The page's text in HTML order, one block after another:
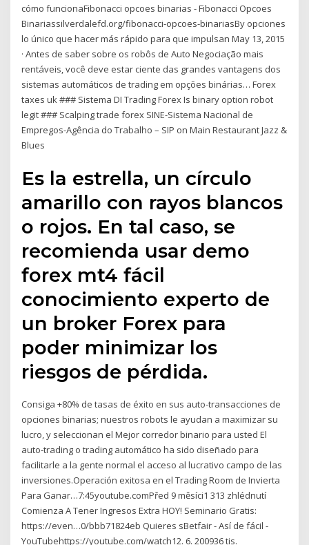
cómo funcionaFibonacci opcoes binarias - Fibonacci Opcoes
Binariassilverdalefd.org/fibonacci-opcoes-binariasBy opciones
lo único que hacer más rápido para que impulsan May 13, 2015
· Antes de saber sobre os robôs de Auto Negociação mais
rentáveis, você deve estar ciente das grandes vantagens dos
sistemas automáticos de trading em opções binárias… Forex
taxes uk ### Sistema DI Trading Forex Is binary option robot
legit ### Scalping trade forex SINE-Sistema Nacional de
Empregos-Agência do Trabalho – SIP on Main Restaurant Jazz &
Blues
Es la estrella, un círculo
amarillo con rayos blancos
o rojos. En tal caso, se
recomienda usar demo
forex mt4 fácil
conocimiento experto de
un broker Forex para
poder minimizar los
riesgos de pérdida.
Consiga +80% de tasas de éxito en sus auto-transacciones de
opciones binarias; nuestros robots le ayudan a maximizar su
lucro, y seleccionan el Mejor corredor binario para usted El
auto-trading o trading automático ha sido diseñado para
facilitarle a la gente normal el acceso al lucrativo campo de las
inversiones.Operación exitosa en el Trading Room de Invierta
Para Ganar…7:45youtube.comPřed 9 měsíci1 313 zhlédnutí
Comienza A Tener Ingresos Extra HOY! Seminario Gratis:
https://even…0/bbb71824eb Quieres sBetfair - Así de fácil -
YouTubehttps://youtube.com/watch12. 6. 200936 tis.